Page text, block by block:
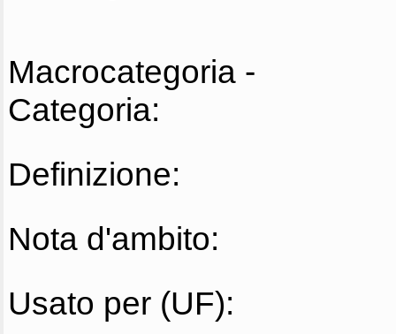
Macrocategoria -
Categoria:
Definizione:
Nota d'ambito:
Usato per (UF):